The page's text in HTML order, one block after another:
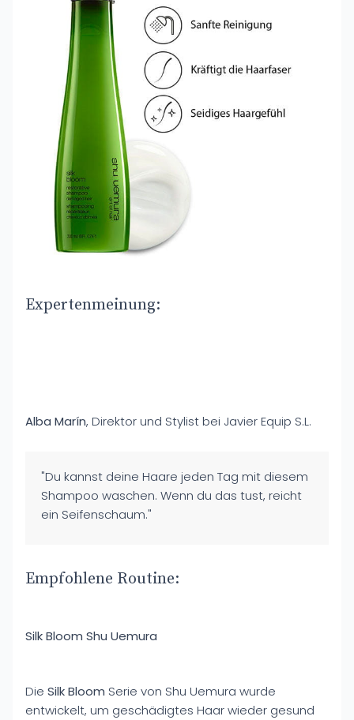
Expertenmeinung:
Alba Marín, Direktor und Stylist bei Javier Equip S.L.
"Du kannst deine Haare jeden Tag mit diesem
Shampoo waschen. Wenn du das tust, reicht
ein Seifenschaum."
Empfohlene Routine:
Silk Bloom Shu Uemura
Die Silk Bloom Serie von Shu Uemura wurde
entwickelt, um geschädigtes Haar wieder gesund